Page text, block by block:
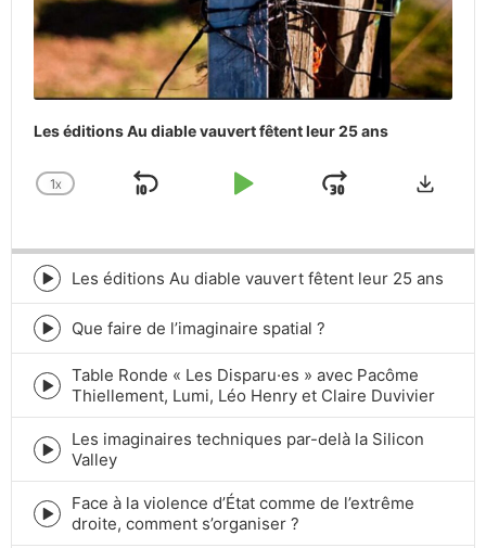
Les éditions Au diable vauvert fêtent leur 25 ans
CHANGE
1X
SKIP
PLAY
JUMP
Episode
play
icon
Les éditions Au diable vauvert fêtent leur 25 ans
Episode
play
icon
Que faire de l’imaginaire spatial ?
Episode
play
icon
Table Ronde « Les Disparu·es » avec Pacôme
Thiellement, Lumi, Léo Henry et Claire Duvivier
Episode
play
icon
Les imaginaires techniques par-delà la Silicon
Valley
Episode
play
Face à la violence d’État comme de l’extrême
droite, comment s’organiser ?